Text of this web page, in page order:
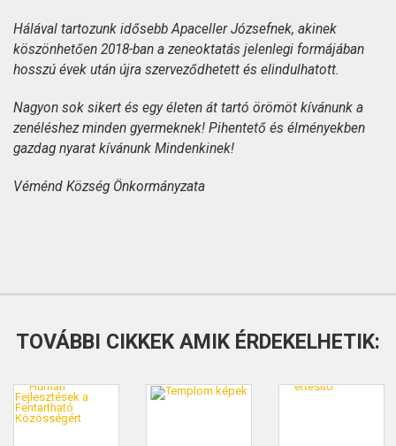
Hálával tartozunk idősebb Apaceller Józsefnek, akinek
köszönhetően 2018-ban a zeneoktatás jelenlegi formájában
hosszú évek után újra szerveződhetett és elindulhatott.
Nagyon sok sikert és egy életen át tartó örömöt kívánunk a
zenéléshez minden gyermeknek! Pihentető és élményekben
gazdag nyarat kívánunk Mindenkinek!
Véménd Község Önkormányzata
TOVÁBBI CIKKEK AMIK ÉRDEKELHETIK: